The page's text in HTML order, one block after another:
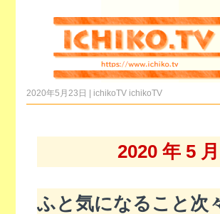
2020年5月23日 | ichikoTV ichikoTV
2020 年 5
ふと気になること次